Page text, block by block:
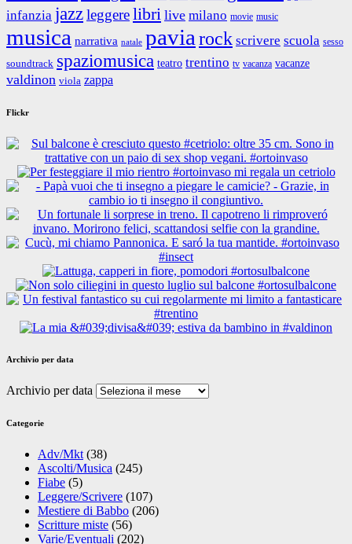
infanzia jazzleggerelibri live milano movie music
musica narrativa natale pavia rock scrivere scuola sesso
soundtrack spaziomusica teatro trentino tv vacanza vacanze
valdinon viola zappa
Flickr
Archivio per data
Archivio per data
Categorie
Adv/Mkt (38)
Ascolti/Musica (245)
Fiabe (5)
Leggere/Scrivere (107)
Mestiere di Babbo (206)
Scritture miste (56)
Varie/Eventuali (202)